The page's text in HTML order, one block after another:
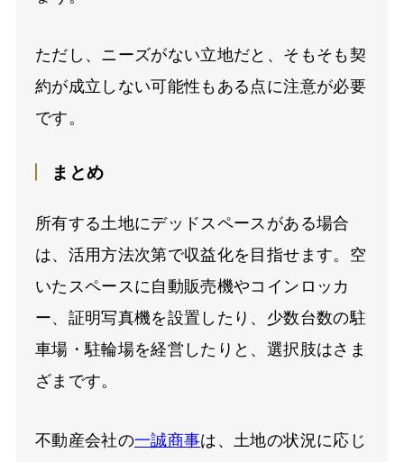
ただし、ニーズがない立地だと、そもそも契
約が成立しない可能性もある点に注意が必要
です。
まとめ
所有する土地にデッドスペースがある場合
は、活用方法次第で収益化を目指せます。空
いたスペースに自動販売機やコインロッカ
ー、証明写真機を設置したり、少数台数の駐
車場・駐輪場を経営したりと、選択肢はさま
ざまです。
不動産会社の一誠商事は、土地の状況に応じ